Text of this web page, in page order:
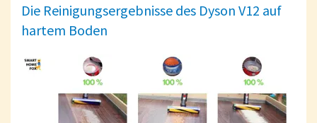
Die Reinigungsergebnisse des Dyson V12 auf
hartem Boden